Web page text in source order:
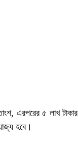
এরপরের ৫ লাখ টাকার
হবে।